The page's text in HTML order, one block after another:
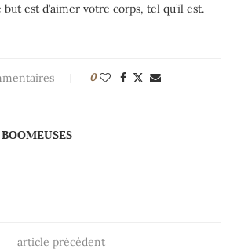
est d’aimer votre corps, tel qu’il est.
0
BOOMEUSES
article précédent